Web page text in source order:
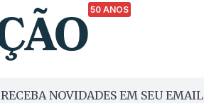
50 ANOS
RECEBA NOVIDADES EM SEU EMAIL